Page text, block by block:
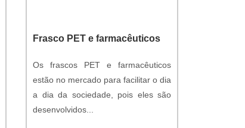
Frasco PET e farmacêuticos
Os frascos PET e farmacêuticos
estão no mercado para facilitar o dia
a dia da sociedade, pois eles são
desenvolvidos...